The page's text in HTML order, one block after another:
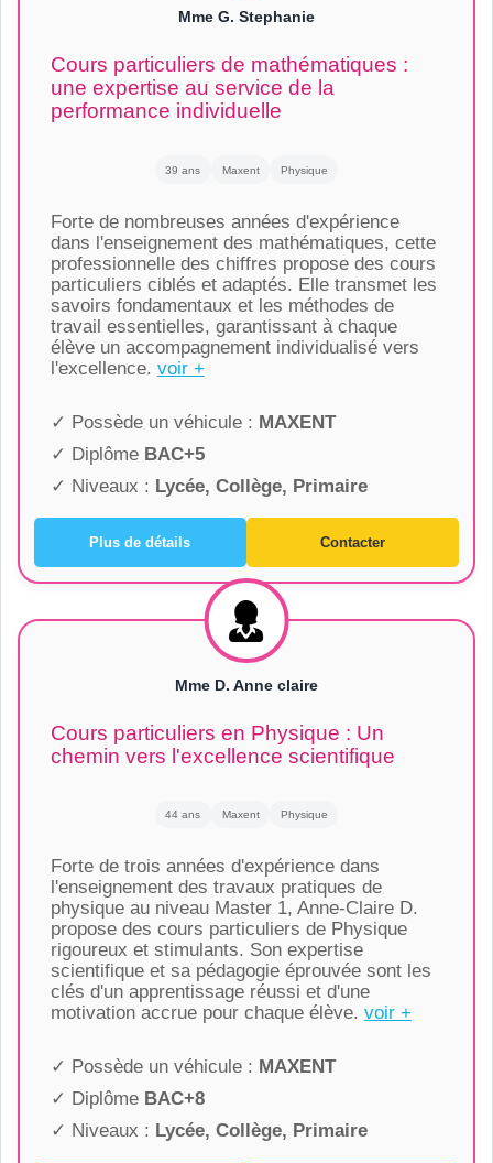
Mme G. Stephanie
Cours particuliers de mathématiques :
une expertise au service de la
performance individuelle
39 ans Maxent Physique
Forte de nombreuses années d'expérience
dans l'enseignement des mathématiques, cette
professionnelle des chiffres propose des cours
particuliers ciblés et adaptés. Elle transmet les
savoirs fondamentaux et les méthodes de
travail essentielles, garantissant à chaque
élève un accompagnement individualisé vers
l'excellence. voir +
✓ Possède un véhicule : MAXENT
✓ Diplôme BAC+5
✓ Niveaux : Lycée, Collège, Primaire
Plus de détails Contacter
Mme D. Anne claire
Cours particuliers en Physique : Un
chemin vers l'excellence scientifique
44 ans Maxent Physique
Forte de trois années d'expérience dans
l'enseignement des travaux pratiques de
physique au niveau Master 1, Anne-Claire D.
propose des cours particuliers de Physique
rigoureux et stimulants. Son expertise
scientifique et sa pédagogie éprouvée sont les
clés d'un apprentissage réussi et d'une
motivation accrue pour chaque élève. voir +
✓ Possède un véhicule : MAXENT
✓ Diplôme BAC+8
✓ Niveaux : Lycée, Collège, Primaire